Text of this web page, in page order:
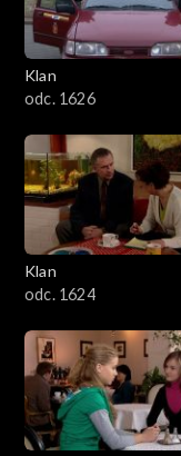
Klan
odc. 1626
Klan
odc. 1624